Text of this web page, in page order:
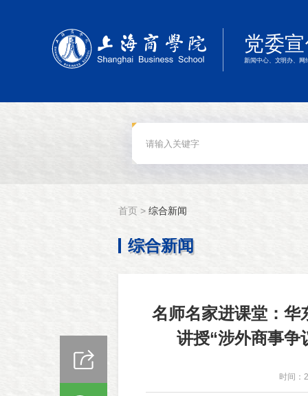
首页 > 综合新闻
综合新闻
名师名家进课堂：华
讲授“涉外商事争
时间：